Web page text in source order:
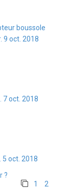
boussole
9 oct. 2018
7 oct. 2018
5 oct. 2018
?
1 2